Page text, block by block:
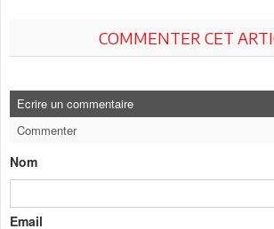
COMMENTER CET
Ecrire un commentaire
Commenter
Nom
Email